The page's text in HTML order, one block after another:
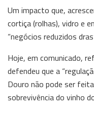
Um impacto que,
cortiça (rolhas), vidro e
“negócios reduzidos
Hoje, em comunicado,
defendeu que a
Douro não pode ser
sobrevivência do vinho